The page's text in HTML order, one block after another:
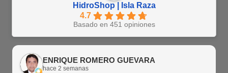
HidroShop | Isla Raza
4.7
Basado en 451 opiniones
ENRIQUE ROMERO GUEVARA
hace 2 semanas